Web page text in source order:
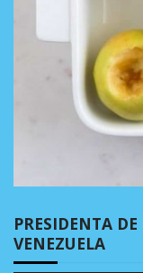
PRESIDENTA
VENEZUELA